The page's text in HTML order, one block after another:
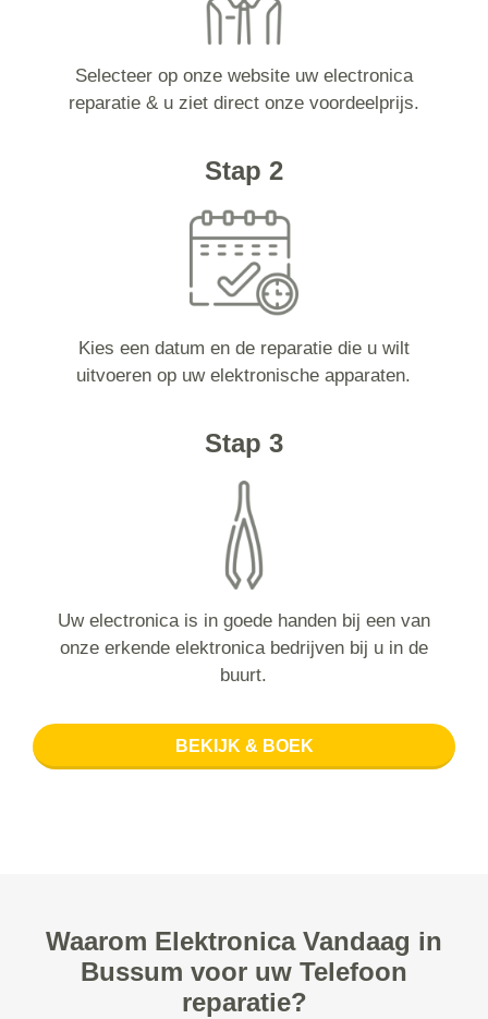
Selecteer op onze website uw electronica
reparatie & u ziet direct onze voordeelprijs.
Stap 2
Kies een datum en de reparatie die u wilt
uitvoeren op uw elektronische apparaten.
Stap 3
Uw electronica is in goede handen bij een van
onze erkende elektronica bedrijven bij u in de
buurt.
BEKIJK & BOEK
Waarom Elektronica Vandaag in
Bussum voor uw Telefoon
reparatie?